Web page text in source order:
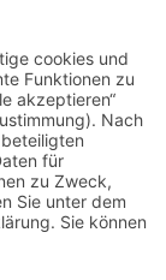
– ab einem